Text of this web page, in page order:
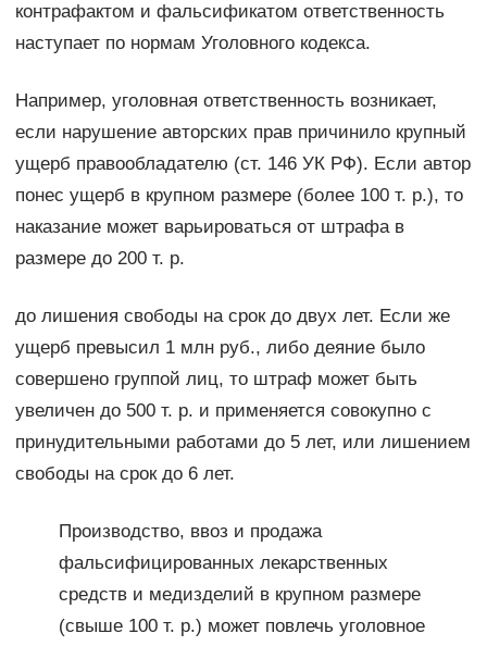
контрафактом и фальсификатом ответственность
наступает по нормам Уголовного кодекса.
Например, уголовная ответственность возникает,
если нарушение авторских прав причинило крупный
ущерб правообладателю (ст. 146 УК РФ). Если автор
понес ущерб в крупном размере (более 100 т. р.), то
наказание может варьироваться от штрафа в
размере до 200 т. р.
до лишения свободы на срок до двух лет. Если же
ущерб превысил 1 млн руб., либо деяние было
совершено группой лиц, то штраф может быть
увеличен до 500 т. р. и применяется совокупно с
принудительными работами до 5 лет, или лишением
свободы на срок до 6 лет.
Производство, ввоз и продажа
фальсифицированных лекарственных
средств и медизделий в крупном размере
(свыше 100 т. р.) может повлечь уголовное